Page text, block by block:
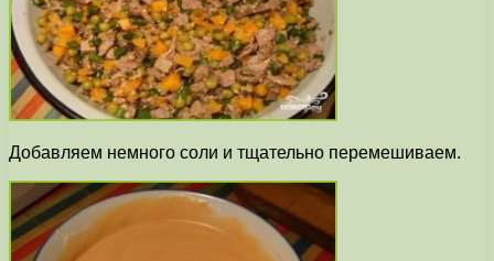
Добавляем немного соли и тщательно перемешиваем.